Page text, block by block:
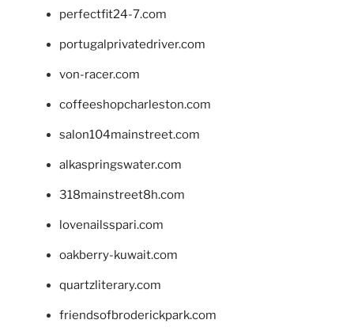
perfectfit24-7.com
portugalprivatedriver.com
von-racer.com
coffeeshopcharleston.com
salon104mainstreet.com
alkaspringswater.com
318mainstreet8h.com
lovenailsspari.com
oakberry-kuwait.com
quartzliterary.com
friendsofbroderickpark.com